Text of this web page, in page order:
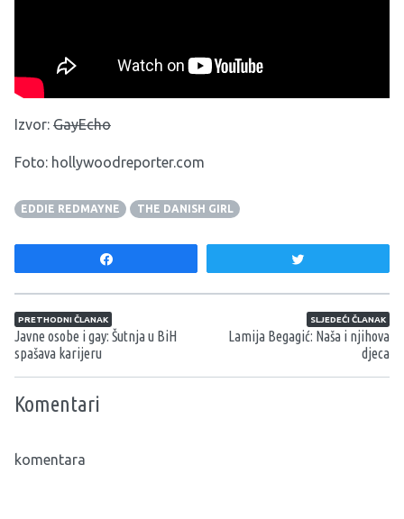
Izvor: GayEcho
Foto: hollywoodreporter.com
EDDIE REDMAYNE THE DANISH GIRL
Navigacija članaka
PRETHODNI ČLANAK
Javne osobe i gay: Šutnja u BiH
spašava karijeru
SLJEDEĆI ČLANAK
Lamija Begagić: Naša i njihova
djeca
Komentari
komentara